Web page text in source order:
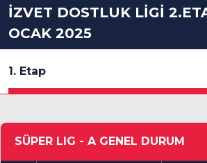
İZVET DOSTLUK LİGİ
OCAK 2025
1. Etap
SÜPER LIG - A GENEL DURUM